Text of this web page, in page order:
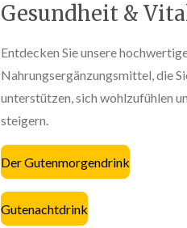
Gesundheit &
Entdecken Sie unsere
Nahrungsergänzungsmittel, die
unterstützen, sich wohlzufühlen
steigern.
Der Gutenmorgendrink
Gutenachtdrink